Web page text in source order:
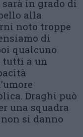
in grado di
alla
noto troppe
di
qualcuno
tutti a un
Draghi può
una squadra
si danno